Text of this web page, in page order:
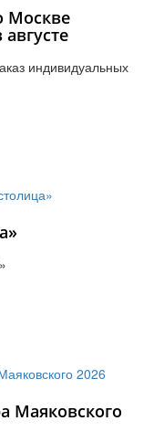
Москве
индивидуальных
Маяковского